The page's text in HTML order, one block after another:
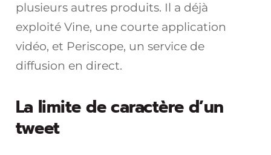
plusieurs autres produits. Il a déjà
exploité Vine, une courte application
vidéo, et Periscope, un service de
diffusion en direct.
La limite de caractère d’un
tweet